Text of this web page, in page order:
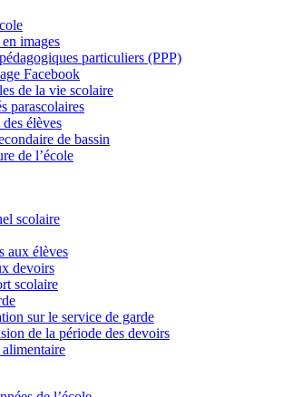
images
particuliers (PPP)
Facebook
de la vie scolaire
parascolaires
élèves
de bassin
de l’école
scolaire
aux élèves
devoirs
scolaire
sur le service de garde
de la période des devoirs